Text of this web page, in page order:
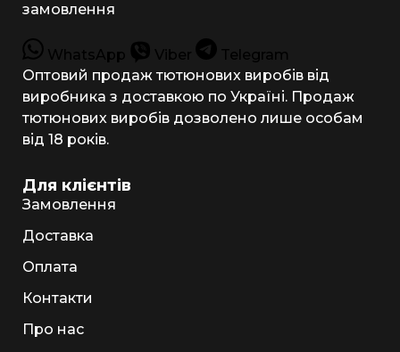
замовлення
WhatsApp Viber
Telegram
Оптовий продаж тютюнових виробів від
виробника з доставкою по Україні. Продаж
тютюнових виробів дозволено лише особам
від 18 років.
Для клієнтів
Замовлення
Доставка
Оплата
Контакти
Про нас